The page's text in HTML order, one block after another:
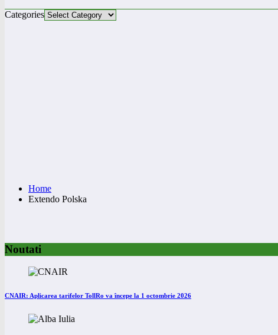
Categories
Home
Extendo Polska
Noutati
CNAIR: Aplicarea tarifelor TollRo va începe la 1 octombrie 2026